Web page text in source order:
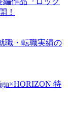
！
職・転職実績の
特